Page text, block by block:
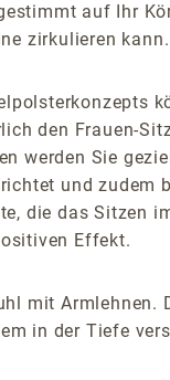
auf Ihr
zirkulieren kann.
den Frauen-
werden Sie
und zudem
die das Sitzen
Effekt.
mit Armlehnen.
in der Tiefe